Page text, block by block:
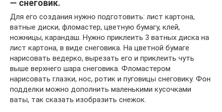
— снеговик.
Для его создания нужно подготовить: лист картона,
ватные диски, фломастер, цветную бумагу, клей,
ножницы, карандаш. Нужно приклеить 3 ватных диска на
лист картона, в виде снеговика. На цветной бумаге
нарисовать ведерко, вырезать его и приклеить чуть
выше верхнего шара снеговика. Фломастером
нарисовать глазки, нос, ротик и пуговицы снеговику. Фон
подделки можно дополнить маленькими кусочками
ваты, так сказать изобразить снежок.